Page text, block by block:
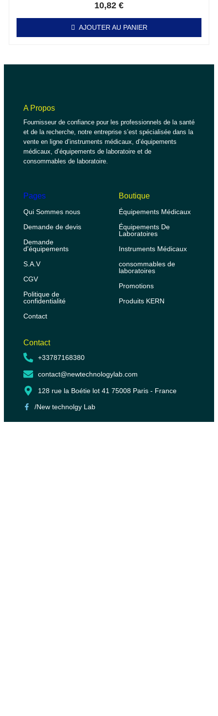
10,82 €
AJOUTER AU PANIER
A Propos
Fournisseur de confiance pour les professionnels de la santé
et de la recherche, notre entreprise s’est spécialisée dans la
vente en ligne d’instruments médicaux, d’équipements
médicaux, d’équipements de laboratoire et de
consommables de laboratoire.
Pages
Qui Sommes nous
Demande de devis
Demande
d'équipements
S.A.V
CGV
Politique de
confidentialité
Contact
Boutique
Équipements Médicaux
Équipements De
Laboratoires
Instruments Médicaux
consommables de
laboratoires
Promotions
Produits KERN
Contact
+33787168380
contact@newtechnologylab.com
128 rue la Boétie lot 41 75008 Paris - France
/New technolgy Lab